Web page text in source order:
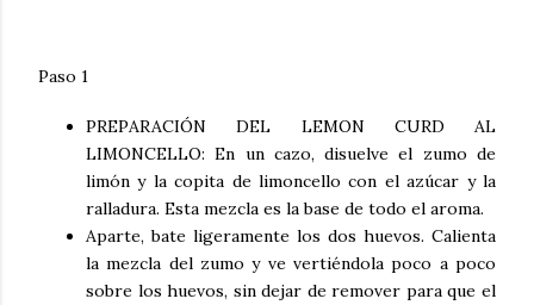
Paso 1
PREPARACIÓN DEL LEMON CURD AL
LIMONCELLO:En un cazo, disuelve el zumo de
limón y la copita de limoncello con el azúcar y la
ralladura. Esta mezcla es la base de todo el aroma.
Aparte, bate ligeramente los dos huevos. Calienta
la mezcla del zumo y ve vertiéndola poco a poco
sobre los huevos, sin dejar de remover para que el